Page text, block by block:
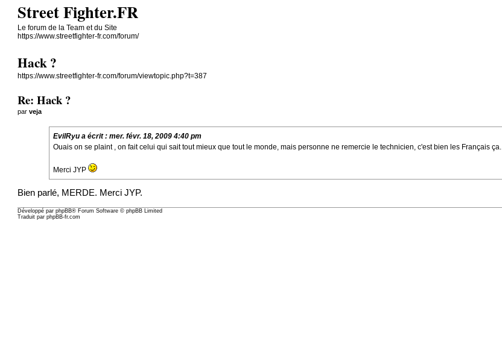
Street Fighter.FR
Le forum de la Team et du Site
https://www.streetfighter-fr.com/forum/
Hack ?
https://www.streetfighter-fr.com/forum/viewtopic.php?t=387
Re: Hack ?
parveja
EvilRyua écrit : mer. févr. 18, 2009 4:40 pm
Ouais on se plaint , on fait celui qui sait tout mieux que tout le monde, mais personne ne remercie le technicien, c'est bien les Français ça.
Merci JYP
Bien parlé, MERDE. Merci JYP.
Développé parphpBB® Forum Software © phpBB Limited
Traduit parphpBB-fr.com